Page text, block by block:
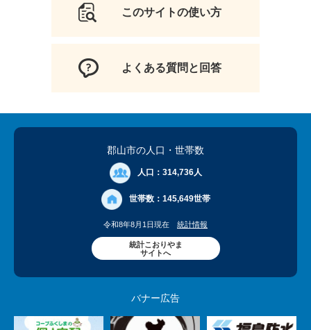
このサイトの使い方
よくある質問と回答
郡山市の人口 ・世帯数
人口： 314,736人
世帯数： 145,649世帯
令和8年8月1日現在 統計情報
統計こおりやま
サイトへ
バナー広告